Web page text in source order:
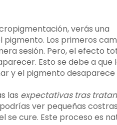
verás una
pigmento. Los primeros
sesión. Pero, el efecto
Esto se debe a que
y el pigmento
las expectativas tras
ver pequeñas
se cure. Este proceso es